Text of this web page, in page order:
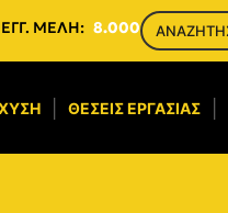
ΕΓΓ. ΜΕΛΗ: 8.000
ΘΈΣΕΙΣ ΕΡΓΑΣΊΑΣ